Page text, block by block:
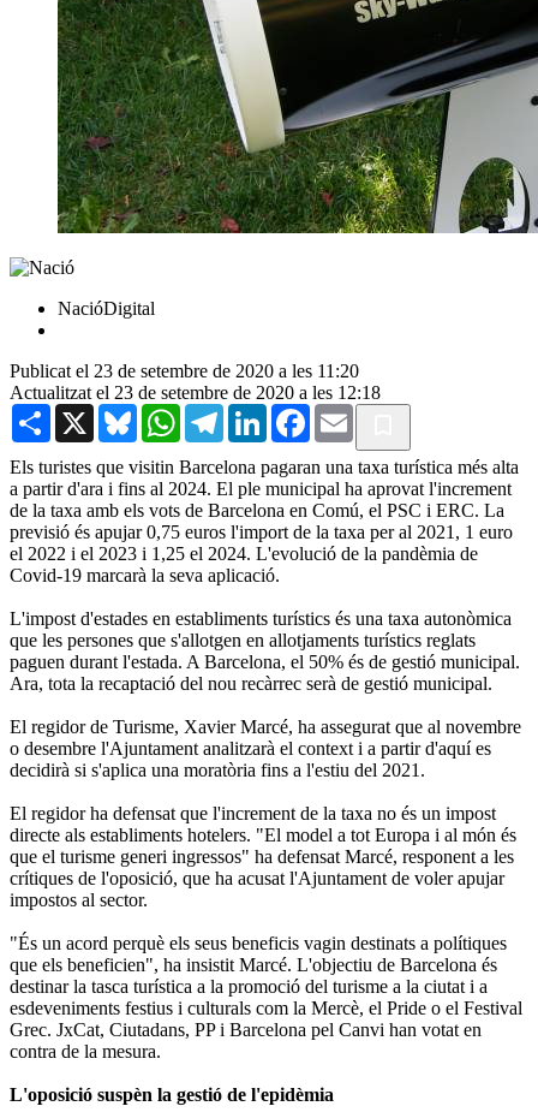
NacióDigital
Publicat el 23 de setembre de 2020 a les 11:20
Actualitzat el 23 de setembre de 2020 a les 12:18
Share X BlueskyWhatsAppTelegramLinkedInFacebook
Email
Els turistes que visitin Barcelona pagaran una taxa turística més alta
a partir d'ara i fins al 2024. El ple municipal ha aprovat l'increment
de la taxa amb els vots de Barcelona en Comú, el PSC i ERC. La
previsió és apujar 0,75 euros l'import de la taxa per al 2021, 1 euro
el 2022 i el 2023 i 1,25 el 2024. L'evolució de la pandèmia de
Covid-19 marcarà la seva aplicació.
L'impost d'estades en establiments turístics és una taxa autonòmica
que les persones que s'allotgen en allotjaments turístics reglats
paguen durant l'estada. A Barcelona, el 50% és de gestió municipal.
Ara, tota la recaptació del nou recàrrec serà de gestió municipal.
El regidor de Turisme, Xavier Marcé, ha assegurat que al novembre
o desembre l'Ajuntament analitzarà el context i a partir d'aquí es
decidirà si s'aplica una moratòria fins a l'estiu del 2021.
El regidor ha defensat que l'increment de la taxa no és un impost
directe als establiments hotelers. "El model a tot Europa i al món és
que el turisme generi ingressos" ha defensat Marcé, responent a les
crítiques de l'oposició, que ha acusat l'Ajuntament de voler apujar
impostos al sector.
"És un acord perquè els seus beneficis vagin destinats a polítiques
que els beneficien", ha insistit Marcé. L'objectiu de Barcelona és
destinar la tasca turística a la promoció del turisme a la ciutat i a
esdeveniments festius i culturals com la Mercè, el Pride o el Festival
Grec. JxCat, Ciutadans, PP i Barcelona pel Canvi han votat en
contra de la mesura.
L'oposició suspèn la gestió de l'epidèmia